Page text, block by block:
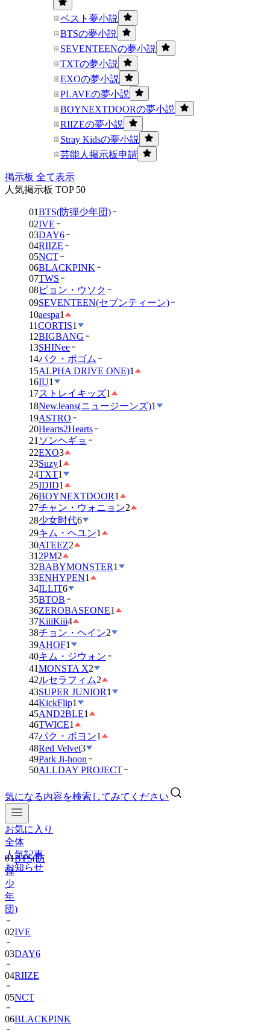
ベスト夢小説
BTSの夢小説
SEVENTEENの夢小説
TXTの夢小説
EXOの夢小説
PLAVEの夢小説
BOYNEXTDOORの夢小説
RIIZEの夢小説
Stray Kidsの夢小説
芸能人掲示板申請
掲示板 全て表示
人気掲示板 TOP 50
01BTS(防弾少年団)
02IVE
03DAY6
04RIIZE
05NCT
06BLACKPINK
07TWS
08ピョン・ウソク
09SEVENTEEN(セブンティーン)
10aespa1
11CORTIS1
12BIGBANG
13SHINee
14パク・ボゴム
15ALPHA DRIVE ONE)1
16IU1
17ストレイキッズ1
18NewJeans(ニュージーンズ)1
19ASTRO
20Hearts2Hearts
21 ソンヘギョ
22EXO3
23Suzy1
24TXT1
25IDID1
26BOYNEXTDOOR1
27チャン・ウォニョン2
28少女时代6
29キム・ヘユン1
30ATEEZ2
31 2PM2
32BABYMONSTER1
33ENHYPEN1
34ILLIT6
35BTOB
36ZEROBASEONE1
37KiiiKiii4
38チョン・ヘイン2
39AHOF1
40キム・ジウォン
41MONSTA X2
42ルセラフィム2
43SUPER JUNIOR1
44KickFlip1
45AND2BLE1
46TWICE1
47パク・ボヨン1
48Red Velvet3
49Park Ji-hoon
50ALLDAY PROJECT
気になる内容を検索してみてください
お気に入り
全体
人気記事
お知らせ
01BTS(防
弾
少
年
団)
02 IVE
03DAY6
04RIIZE
05NCT
06BLACKPINK
07TWS